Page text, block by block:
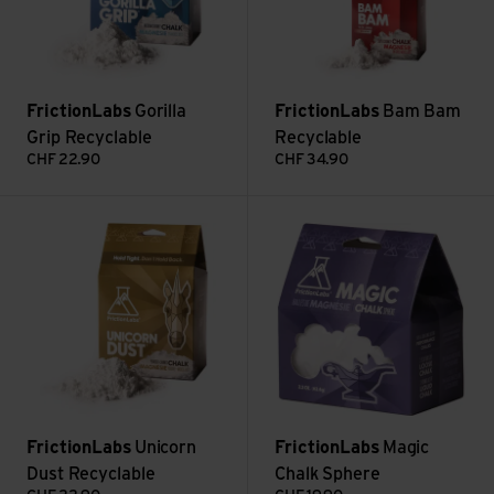
FrictionLabs Gorilla
Grip Recyclable
CHF 22.90
FrictionLabs Bam Bam
Recyclable
CHF 34.90
FrictionLabs Unicorn
Dust Recyclable
FrictionLabs Magic
Chalk Sphere